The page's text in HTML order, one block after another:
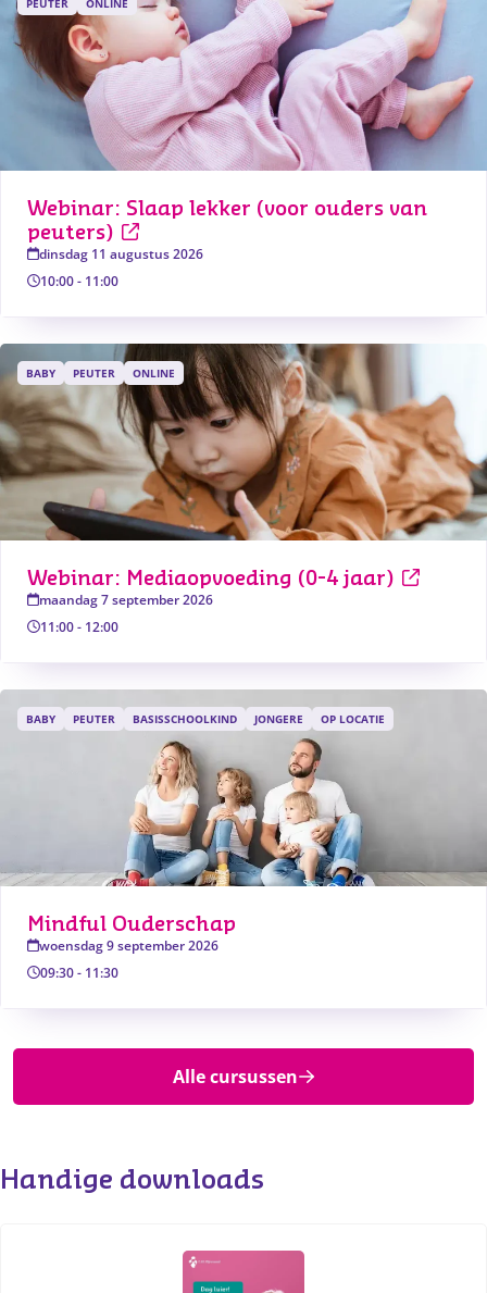
Webinar: Slaap lekker (voor ouders van
peuters)
dinsdag 11 augustus 2026
10:00- 11:00
PEUTER ONLINE
Webinar: Mediaopvoeding (0-4 jaar)
maandag 7 september 2026
11:00- 12:00
BABY PEUTER ONLINE
Mindful Ouderschap
woensdag 9 september 2026
09:30- 11:30
BABY PEUTER BASISSCHOOLKIND JONGERE OP LOCATIE
Alle cursussen
Handige downloads